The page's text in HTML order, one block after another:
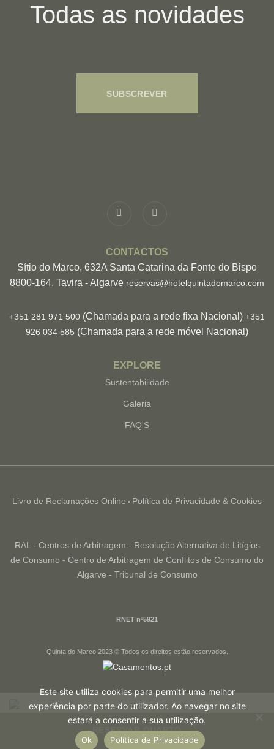
Todas as novidades
SUBSCREVER
CONTACTOS
Sítio do Marco, 632A Santa Catarina da Fonte do Bispo
8800-164, Tavira - Algarve reservas@hotelquintadomarco.com
+351 281 971 500 (Chamada para a rede fixa Nacional) +351
926 034 585 (Chamada para a rede móvel Nacional)
EXPLORE
Sustentabilidade
Galeria
FAQ'S
Livro de Reclamações Online • Política de Privacidade & Cookies
RAL - Centros de Arbitragem - Resolução Alternativa de Litígios
de Consumo - Centro de Arbitragem de Conflitos de Consumo do
Algarve - Tribunal de Consumo
RNET nº5921
Quinta do Marco 2023 © Todos os direitos estão reservados.
RESERVAR QUARTO
Este site utiliza cookies para permitir uma melhor
experiência por parte do utilizador. Ao navegar no site
estará a consentir a sua utilização.
Ok Política de Privacidade